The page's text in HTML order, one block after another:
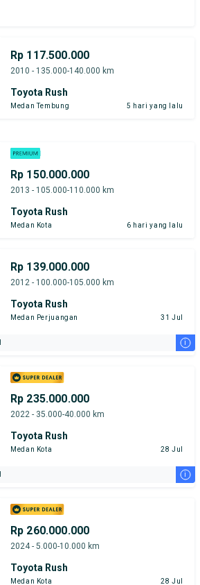
Rp 117.500.000
2010 - 135.000-140.000 km
Toyota Rush
Medan Tembung 5 hari yang lalu
Rp 150.000.000
2013 - 105.000-110.000 km
Toyota Rush
Medan Kota 6 hari yang lalu
Rp 139.000.000
2012 - 100.000-105.000 km
Toyota Rush
Medan Perjuangan 31 Jul
i
Rp 235.000.000
2022 - 35.000-40.000 km
Toyota Rush
Medan Kota 28 Jul
i
Rp 260.000.000
2024 - 5.000-10.000 km
Toyota Rush
Medan Kota 28 Jul